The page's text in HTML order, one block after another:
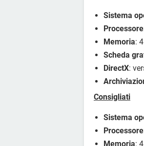
Sistema
Processore
Memoria:
Scheda
DirectX:
Consigliati
Sistema
Processore
Memoria: